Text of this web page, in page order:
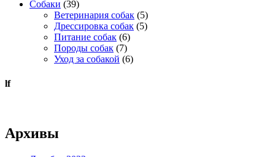
Собаки (39)
Ветеринария собак (5)
Дрессировка собак (5)
Питание собак (6)
Породы собак (7)
Уход за собакой (6)
lf
Архивы